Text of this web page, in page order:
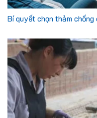
Bí quyết chọn thảm